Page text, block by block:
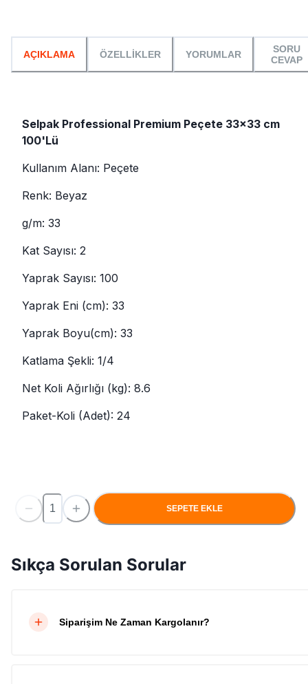
AÇIKLAMA ÖZELLİKLER YORUMLAR
SORU
CEVAP
Selpak Professional Premium Peçete 33x33 cm
100'Lü
Kullanım Alanı: Peçete
Renk: Beyaz
g/m: 33
Kat Sayısı: 2
Yaprak Sayısı: 100
Yaprak Eni (cm): 33
Yaprak Boyu(cm): 33
Katlama Şekli: 1/4
Net Koli Ağırlığı (kg): 8.6
Paket-Koli (Adet): 24
SEPETE EKLE
Sıkça Sorulan Sorular
Siparişim Ne Zaman Kargolanır?